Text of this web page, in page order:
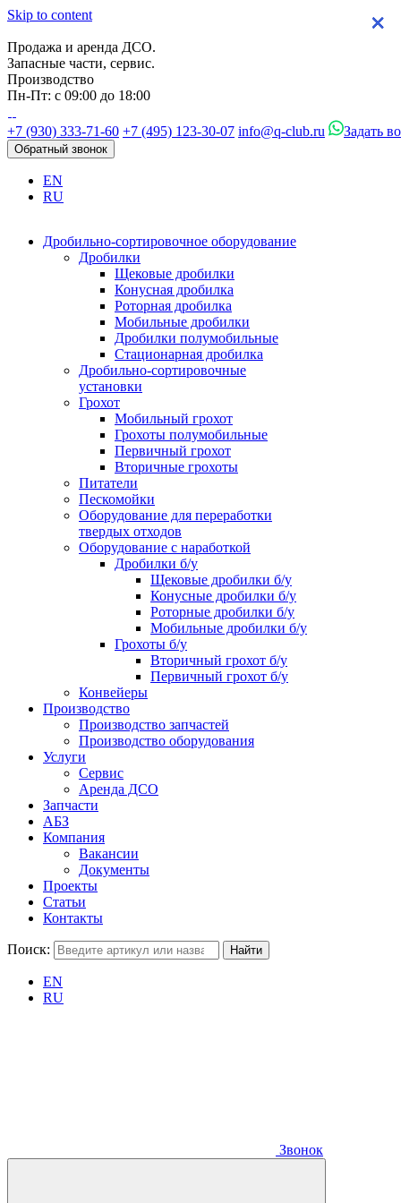
Skip to content
Продажа и аренда ДСО.
Запасные части, сервис.
Производство
Пн-Пт: с 09:00 до 18:00
+7 (930) 333-71-60 +7 (495) 123-30-07 info@q-club.ru Задать
Обратный звонок
EN
RU
Дробильно-сортировочное оборудование
Дробилки
Щековые дробилки
Конусная дробилка
Роторная дробилка
Мобильные дробилки
Дробилки полумобильные
Стационарная дробилка
Дробильно-сортировочные
установки
Грохот
Мобильный грохот
Грохоты полумобильные
Первичный грохот
Вторичные грохоты
Питатели
Пескомойки
Оборудование для переработки
твердых отходов
Оборудование с наработкой
Дробилки б/у
Щековые дробилки б/у
Конусные дробилки б/у
Роторные дробилки б/у
Мобильные дробилки б/у
Грохоты б/у
Вторичный грохот б/у
Первичный грохот б/у
Конвейеры
Производство
Производство запчастей
Производство оборудования
Услуги
Сервис
Аренда ДСО
Запчасти
АБЗ
Компания
Вакансии
Документы
Проекты
Статьи
Контакты
Поиск:
EN
RU
Звонок
×
×
×
×